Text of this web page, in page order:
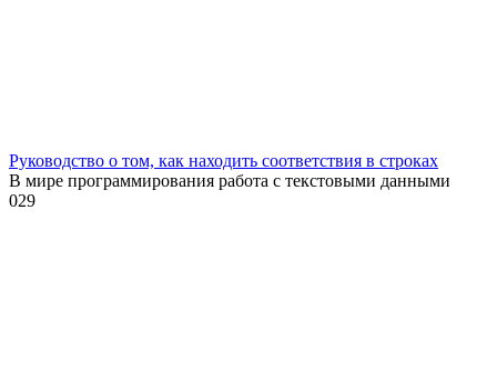
Руководство о том, как находить соответствия в строках
В мире программирования работа с текстовыми данными
029